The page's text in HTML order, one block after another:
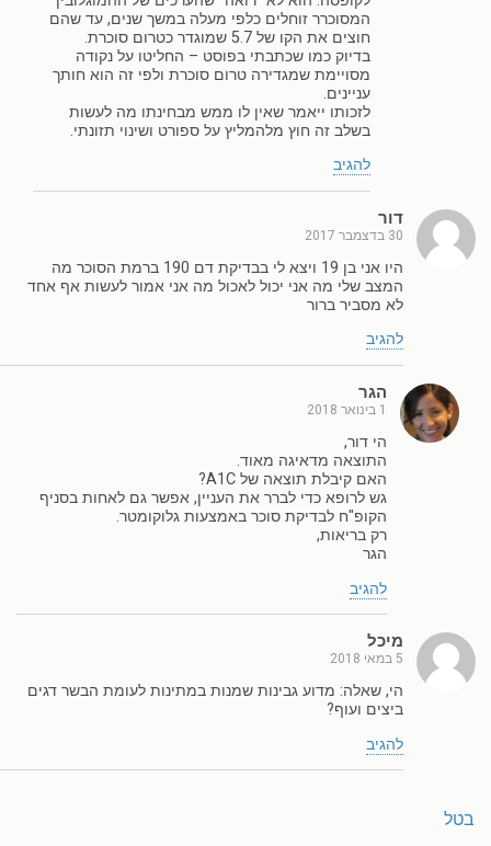
המסוכרר זוחלים כלפי מעלה במשך שנים, עד שהם
חוצים את הקו של 5.7 שמוגדר כטרום סוכרת.
בדיוק כמו שכתבתי בפוסט – החליטו על נקודה
מסויימת שמגדירה טרום סוכרת ולפי זה הוא חותך
עניינים.
לזכותו ייאמר שאין לו ממש מבחינתו מה לעשות
בשלב זה חוץ מלהמליץ על ספורט ושינוי תזונתי.
להגיב
דור
30 בדצמבר 2017
היו אני בן 19 ויצא לי בבדיקת דם 190 ברמת הסוכר מה
המצב שלי מה אני יכול לאכול מה אני אמור לעשות אף אחד
לא מסביר ברור
להגיב
הגר
1 בינואר 2018
הי דור,
התוצאה מדאיגה מאוד.
האם קיבלת תוצאה של A1C?
גש לרופא כדי לברר את העניין, אפשר גם לאחות בסניף
הקופ"ח לבדיקת סוכר באמצעות גלוקומטר.
רק בריאות,
הגר
להגיב
מיכל
5 במאי 2018
הי, שאלה: מדוע גבינות שמנות במתינות לעומת הבשר דגים
ביצים ועוף?
להגיב
בטל